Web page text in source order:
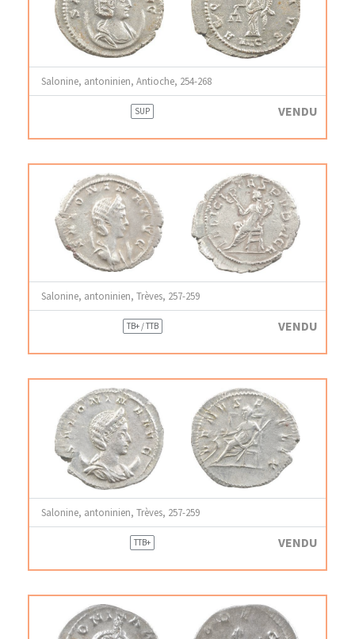
Salonine, antoninien, Antioche, 254-268
SUP VENDU
Salonine, antoninien, Trèves, 257-259
TB+ / TTB VENDU
Salonine, antoninien, Trèves, 257-259
TTB+ VENDU